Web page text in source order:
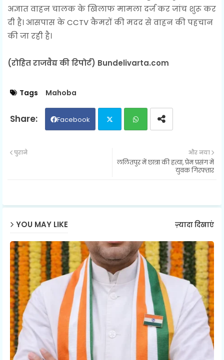
अज्ञात वाहन चालक के खिलाफ मामला दर्ज कर जांच शुरू कर
दी है। आसपास के CCTV कैमरों की मदद से वाहन की पहचान
की जा रही है।
(रोहित राजवैद्य की रिपोर्ट) Bundelivarta.com
Tags Mahoba
Facebook
ats
p
और नया
ललितपुर में छात्रा की हत्या, प्रेम प्रसंग में
युवक गिरफ्तार
पुराने
YOU MAY LIKE ज़्यादा दिखाएं